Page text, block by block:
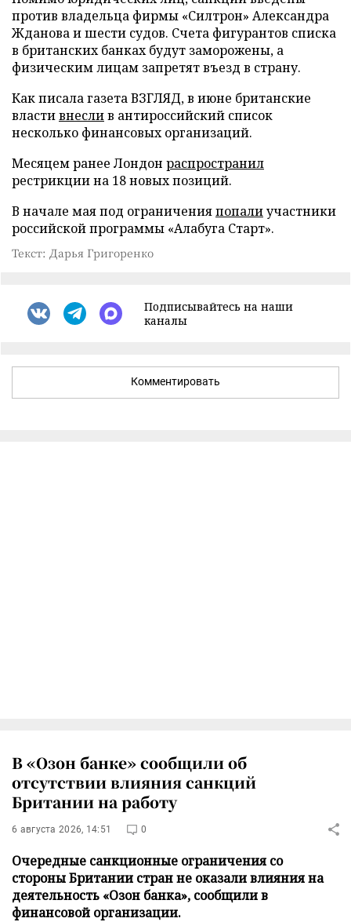
против владельца фирмы «Силтрон» Александра
Жданова и шести судов. Счета фигурантов списка
в британских банках будут заморожены, а
физическим лицам запретят въезд в страну.
Как писала газета ВЗГЛЯД, в июне британские
властивнеслив антироссийский список
несколько финансовых организаций.
Месяцем ранее Лондон распространил
рестрикции на 18 новых позиций.
В начале мая под ограниченияпопалиучастники
российской программы «Алабуга Старт».
Текст: Дарья Григоренко
Подписывайтесь на наши
каналы
Комментировать
В «Озон банке» сообщили об
отсутствии влияния санкций
Британии на работу
6 августа 2026, 14:51 0
Очередные санкционные ограничения со
стороны Британии стран не оказали влияния на
деятельность «Озон банка», сообщили в
финансовой организации.